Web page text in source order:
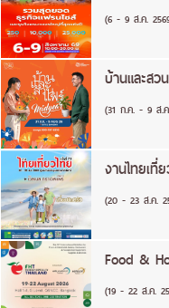
(6 - 9 ส.ค.
บ้านและส
(31 ก.ค. - 9 ส.ค
งานไทยเที่
(20 - 23 ส.ค.
Food &
(19 - 22 ส.ค.